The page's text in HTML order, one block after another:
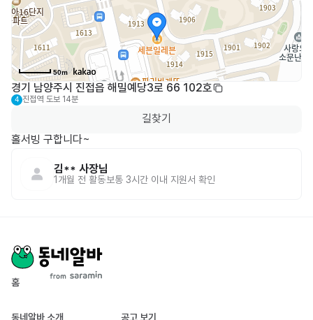
50m
경기 남양주시 진접읍 해밀예당3로 66 102호
4 진접역 도보 14분
길찾기
김** 사장님
1개월 전 활동보통 3시간 이내 지원서 확인
홈
동네알바 소개 공고 보기